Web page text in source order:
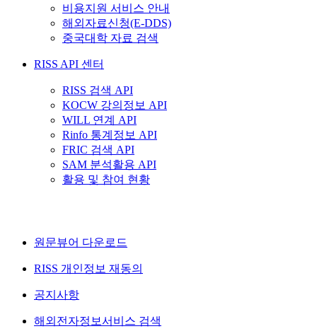
비용지원 서비스 안내
해외자료신청(E-DDS)
중국대학 자료 검색
RISS API 센터
RISS 검색 API
KOCW 강의정보 API
WILL 연계 API
Rinfo 통계정보 API
FRIC 검색 API
SAM 분석활용 API
활용 및 참여 현황
원문뷰어 다운로드
RISS 개인정보 재동의
공지사항
해외전자정보서비스 검색